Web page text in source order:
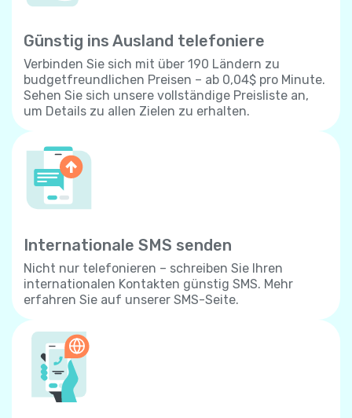
Günstig ins Ausland telefoniere
Verbinden Sie sich mit über 190 Ländern zu
budgetfreundlichen Preisen – ab 0,04$ pro Minute.
Sehen Sie sich unsere vollständige Preisliste an,
um Details zu allen Zielen zu erhalten.
Internationale SMS senden
Nicht nur telefonieren – schreiben Sie Ihren
internationalen Kontakten günstig SMS. Mehr
erfahren Sie auf unserer SMS-Seite.